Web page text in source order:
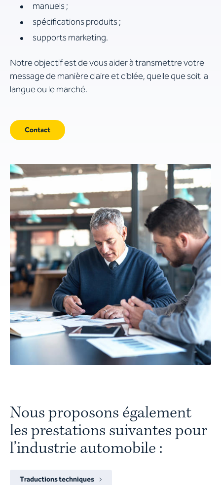
manuels ;
spécifications produits ;
supports marketing.
Notre objectif est de vous aider à transmettre votre
message de manière claire et ciblée, quelle que soit la
langue ou le marché.
Contact
Nous proposons également
les prestations suivantes pour
l’industrie automobile :
Traductions techniques